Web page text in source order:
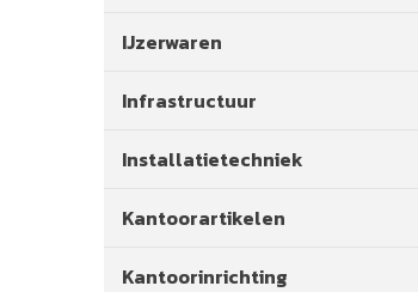
IJzerwaren
Infrastructuur
Installatietechniek
Kantoorartikelen
Kantoorinrichting